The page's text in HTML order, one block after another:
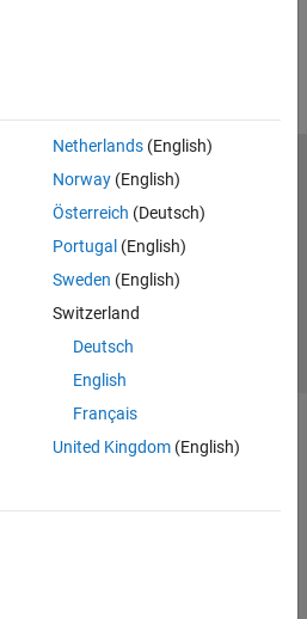
Netherlands(English)
Norway(English)
Österreich (Deutsch)
Portugal (English)
Sweden (English)
Switzerland
Deutsch
English
Français
United Kingdom(English)
Informativa sulla privacy
Contatti
Inc.